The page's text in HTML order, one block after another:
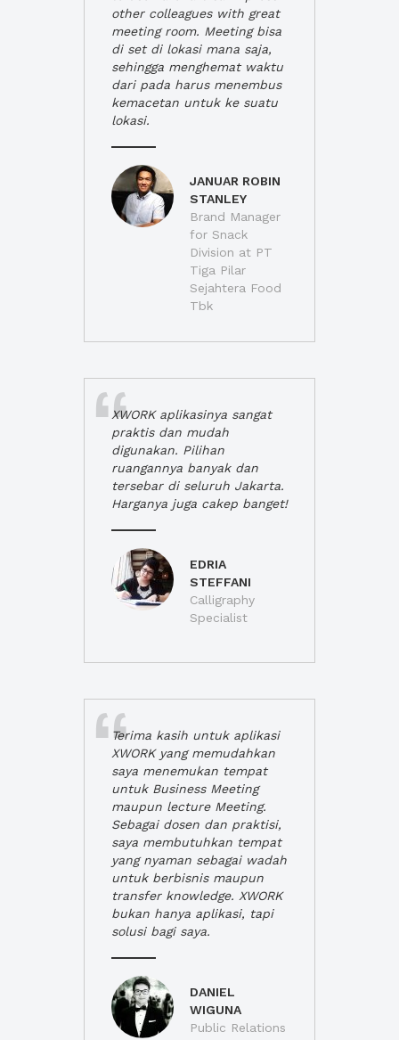
other colleagues with great
meeting room. Meeting bisa
di set di lokasi mana saja,
sehingga menghemat waktu
dari pada harus menembus
kemacetan untuk ke suatu
lokasi.
JANUAR ROBIN
STANLEY
Brand Manager
for Snack
Division at PT
Tiga Pilar
Sejahtera Food
Tbk
XWORK aplikasinya sangat
praktis dan mudah
digunakan. Pilihan
ruangannya banyak dan
tersebar di seluruh Jakarta.
Harganya juga cakep banget!
EDRIA
STEFFANI
Calligraphy
Specialist
Terima kasih untuk aplikasi
XWORK yang memudahkan
saya menemukan tempat
untuk Business Meeting
maupun lecture Meeting.
Sebagai dosen dan praktisi,
saya membutuhkan tempat
yang nyaman sebagai wadah
untuk berbisnis maupun
transfer knowledge. XWORK
bukan hanya aplikasi, tapi
solusi bagi saya.
DANIEL
WIGUNA
Public Relations